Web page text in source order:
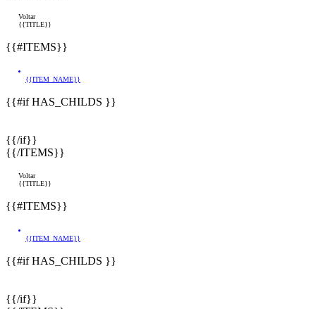
Voltar
{{TITLE}}
{{#ITEMS}}
{{ITEM_NAME}}
{{#if HAS_CHILDS }}
{{/if}}
{{/ITEMS}}
Voltar
{{TITLE}}
{{#ITEMS}}
{{ITEM_NAME}}
{{#if HAS_CHILDS }}
{{/if}}